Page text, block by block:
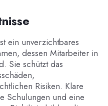
ein unverzichtbares
dessen Mitarbeiter in
Sie schützt das
Risiken. Klare
Schulungen und eine